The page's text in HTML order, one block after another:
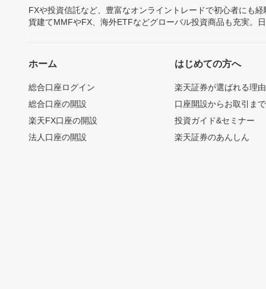
FXや投資信託など、豊富なオンライントレードで初心者にも
貨建てMMFやFX、海外ETFなどグローバル投資商品も充実。
ホーム
総合口座ログイン
総合口座の開設
楽天FX口座の開設
法人口座の開設
はじめての方へ
楽天証券が選ばれる理由
口座開設からお取引ま
投資ガイド&セミナー
楽天証券のあんしん